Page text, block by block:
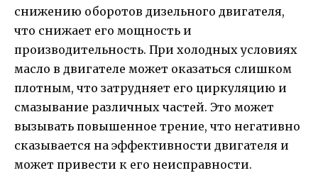
снижению оборотов дизельного двигателя,
что снижает его мощность и
производительность. При холодных условиях
масло в двигателе может оказаться слишком
плотным, что затрудняет его циркуляцию и
смазывание различных частей. Это может
вызывать повышенное трение, что негативно
сказывается на эффективности двигателя и
может привести к его неисправности.